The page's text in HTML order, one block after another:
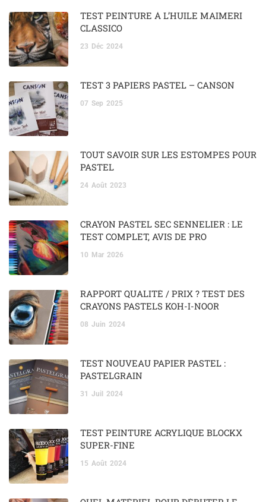
TEST PEINTURE À L’HUILE MAIMERI
CLASSICO
23 Déc 2024
TEST 3 PAPIERS PASTEL – CANSON
07 Sep 2025
TOUT SAVOIR SUR LES ESTOMPES POUR
PASTEL
24 Août 2023
CRAYON PASTEL SEC SENNELIER : LE
TEST COMPLET, AVIS DE PRO
10 Mar 2026
RAPPORT QUALITÉ / PRIX ? TEST DES
CRAYONS PASTELS KOH-I-NOOR
08 Juin 2024
TEST NOUVEAU PAPIER PASTEL :
PASTELGRAIN
31 Juil 2024
TEST PEINTURE ACRYLIQUE BLOCKX
SUPER-FINE
15 Août 2024